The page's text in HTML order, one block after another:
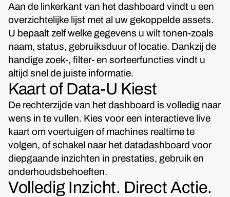
Aan de linkerkant van het dashboard vindt u een
overzichtelijke lijst met al uw gekoppelde assets.
U bepaalt zelf welke gegevens u wilt tonen-zoals
naam, status, gebruiksduur of locatie. Dankzij de
handige zoek-, filter- en sorteerfuncties vindt u
altijd snel de juiste informatie.
Kaart of Data-U Kiest
De rechterzijde van het dashboard is volledig naar
wens in te vullen. Kies voor een interactieve live
kaart om voertuigen of machines realtime te
volgen, of schakel naar het datadashboard voor
diepgaande inzichten in prestaties, gebruik en
onderhoudsbehoeften.
Volledig Inzicht. Direct Actie.